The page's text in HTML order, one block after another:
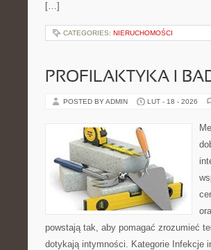
[…]
CATEGORIES: NIERUCHOMOŚCI
PROFILAKTYKA I
POSTED BY ADMIN LUT - 18 - 2026
powstają tak, aby pomagać zrozumieć
dotykają intymności. Kategorie Infekcje